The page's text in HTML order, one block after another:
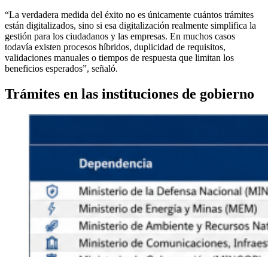
“La verdadera medida del éxito no es únicamente cuántos trámites
están digitalizados, sino si esa digitalización realmente simplifica la
gestión para los ciudadanos y las empresas. En muchos casos
todavía existen procesos híbridos, duplicidad de requisitos,
validaciones manuales o tiempos de respuesta que limitan los
beneficios esperados”, señaló.
Trámites en las instituciones de gobierno